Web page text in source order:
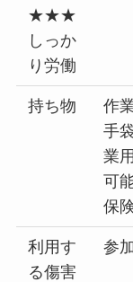
★★★
しっか
り労働
持ち物
作
手
業
可
保
利用す
る傷害
参